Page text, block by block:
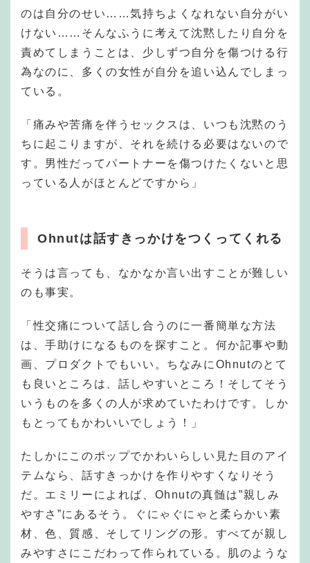
のは自分のせい……気持ちよくなれない自分がい
けない……そんなふうに考えて沈黙したり自分を
責めてしまうことは、少しずつ自分を傷つける行
為なのに、多くの女性が自分を追い込んでしまっ
ている。
「痛みや苦痛を伴うセックスは、いつも沈黙のう
ちに起こりますが、それを続ける必要はないので
す。男性だってパートナーを傷つけたくないと思
っている人がほとんどですから」
Ohnutは話すきっかけをつくってくれる
そうは言っても、なかなか言い出すことが難しい
のも事実。
「性交痛について話し合うのに一番簡単な方法
は、手助けになるものを探すこと。何か記事や動
画、プロダクトでもいい。ちなみにOhnutのとて
も良いところは、話しやすいところ！そしてそう
いうものを多くの人が求めていたわけです。しか
もとってもかわいいでしょう！」
たしかにこのポップでかわいらしい見た目のアイ
テムなら、話すきっかけを作りやすくなりそう
だ。エミリーによれば、Ohnutの真髄は”親しみ
やすさ”にあるそう。ぐにゃぐにゃと柔らかい素
材、色、質感、そしてリングの形。すべてが親し
みやすさにこだわって作られている。肌のような